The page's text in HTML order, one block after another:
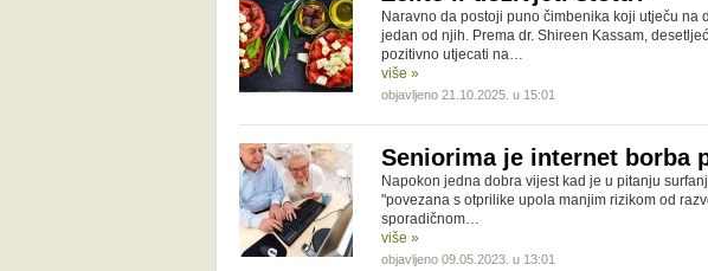
Naravno da postoji puno čimbenika koji utječu na
jedan od njih. Prema dr. Shireen Kassam,
pozitivno utjecati na…
više »
objavljeno 21.10.2025. u 15:01
Seniorima je internet borba
Napokon jedna dobra vijest kad je u pitanju
"povezana s otprilike upola manjim rizikom od
sporadičnom…
više »
objavljeno 09.05.2023. u 13:01